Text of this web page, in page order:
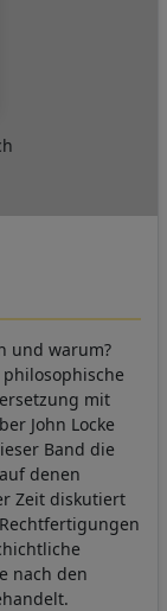
und warum?
mit
John Locke
Band die
denen
Zeit diskutiert
nach den